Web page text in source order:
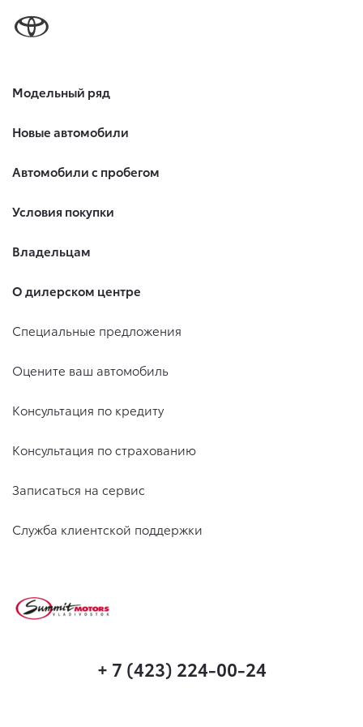
Модельный ряд
Новые автомобили
Автомобили с пробегом
Условия покупки
Владельцам
О дилерском центре
Специальные предложения
Оцените ваш автомобиль
Консультация по кредиту
Консультация по страхованию
Записаться на сервис
Служба клиентской поддержки
+ 7 (423) 224-00-24